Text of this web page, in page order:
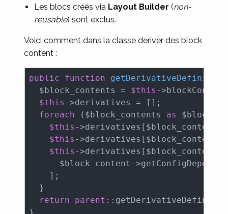
Les blocs créés via Layout Builder (non-
reusable) sont exclus.
Voici comment dans la classe deriver des block
content :
public function
  $block_contents =
$this -
$this ->derivatives = [];
foreach ($block_contents as
$this -
$this -
$this -
$block_content-
    ];
  }
return
parent